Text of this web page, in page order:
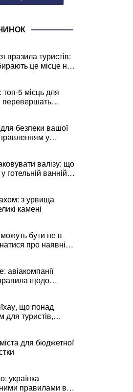
вразила туристів:
це місце на
топ-5 місць для
перевершать
безпеки вашої
у
валізу: що
готельній ванній
мандрівниці
з урвища
камені
можуть бути не в
про наявні
авіакомпанії
щодо
що понад
для туристів,
відвідувачів
для бюджетної
українка
правилами в